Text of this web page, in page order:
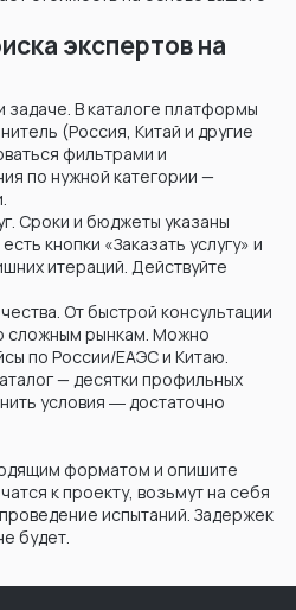
экспертов на
В каталоге платформы
(Россия, Китай и другие
фильтрами и
по нужной категории —
Сроки и бюджеты указаны
кнопки «Заказать услугу» и
итераций. Действуйте
От быстрой консультации
сложным рынкам. Можно
по России/ЕАЭС и Китаю.
— десятки профильных
условия ― достаточно
форматом и опишите
к проекту, возьмут на себя
испытаний. Задержек
будет.